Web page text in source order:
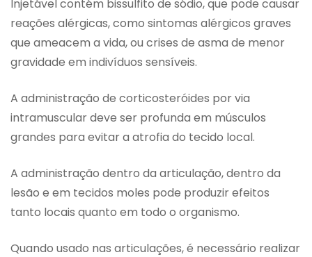
Injetável contém bissulfito de sódio, que pode causar
reações alérgicas, como sintomas alérgicos graves
que ameacem a vida, ou crises de asma de menor
gravidade em indivíduos sensíveis.
A administração de corticosteróides por via
intramuscular deve ser profunda em músculos
grandes para evitar a atrofia do tecido local.
A administração dentro da articulação, dentro da
lesão e em tecidos moles pode produzir efeitos
tanto locais quanto em todo o organismo.
Quando usado nas articulações, é necessário realizar